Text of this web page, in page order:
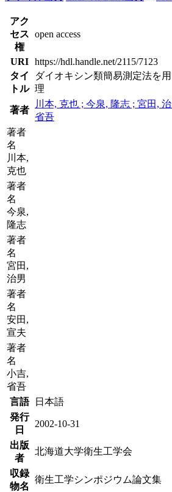
アク
セス
権
open access
URI https://hdl.handle.net/2115/7123
タイ
トル
ダイオキシン類簡易測定法を
理
著者
川本, 克也 ; 今泉, 隆志 ; 宮田,
省吾
著者
名
川本,
克也
著者
名
今泉,
隆志
著者
名
宮田,
治男
著者
名
安田,
宣夫
著者
名
小吉,
省吾
言語
日本語
発行
日
2002-10-31
出版
者
北海道大学衛生工学会
収録
物名
衛生工学シンポジウム論文集